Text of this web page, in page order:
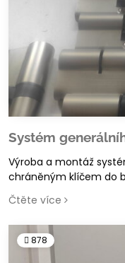
Systém
Výroba a montáž
chráněným klíčem do
Čtěte více
878